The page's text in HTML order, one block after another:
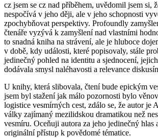
cz jsem se cz nad příběhem, uvědomil jsem si,
nespočívá v jeho ději, ale v jeho schopnosti
zpochybňovat perspektivy. Profoundly
čtenáře vyzývá k zamyšlení nad vlastními
to snadná kniha na strávení, ale je hluboce
v době, kdy události, které popisovaly, stále
jedinečný pohled na identitu a sjednocení,
dodávala smysl naléhavosti a relevance
U knihy, která slibovala, čtení bude epickým
jsem byl stažení jak málo pozornosti bylo
logistice vesmírných cest, zdálo se, že autor je
války zajímaný mezilidskou dramatikou než
vesmíru. Oceňuji autora za jeho jedinečný hlas
originální přístup k povědomé tématice.